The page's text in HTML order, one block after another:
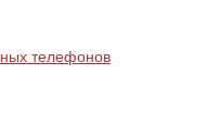
телефонов